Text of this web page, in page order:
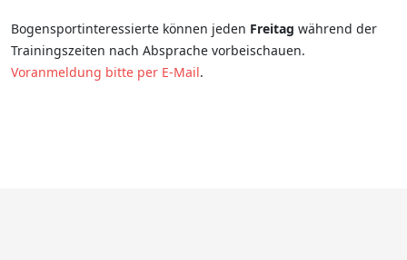
Bogensportinteressierte können jeden Freitag während der
Trainingszeiten nach Absprache vorbeischauen.
Voranmeldung bitte per E-Mail.